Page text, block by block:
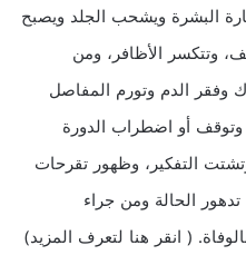
البشرة ويشحب الجلد ويصبح
وتتكسر الأظافر، ومن
وفقر الدم وتورم المفاصل
أو اضطراب الدورة
التفكير، وظهور تقرحات
تدهور الحالة ومن جراء
( انقر هنا لتعرف المزيد)